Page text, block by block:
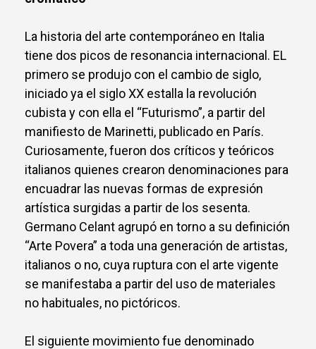
La historia del arte contemporáneo en Italia
tiene dos picos de resonancia internacional. EL
primero se produjo con el cambio de siglo,
iniciado ya el siglo XX estalla la revolución
cubista y con ella el “Futurismo”, a partir del
manifiesto de Marinetti, publicado en París.
Curiosamente, fueron dos críticos y teóricos
italianos quienes crearon denominaciones para
encuadrar las nuevas formas de expresión
artística surgidas a partir de los sesenta.
Germano Celant agrupó en torno a su definición
“Arte Povera” a toda una generación de artistas,
italianos o no, cuya ruptura con el arte vigente
se manifestaba a partir del uso de materiales
no habituales, no pictóricos.
El siguiente movimiento fue denominado